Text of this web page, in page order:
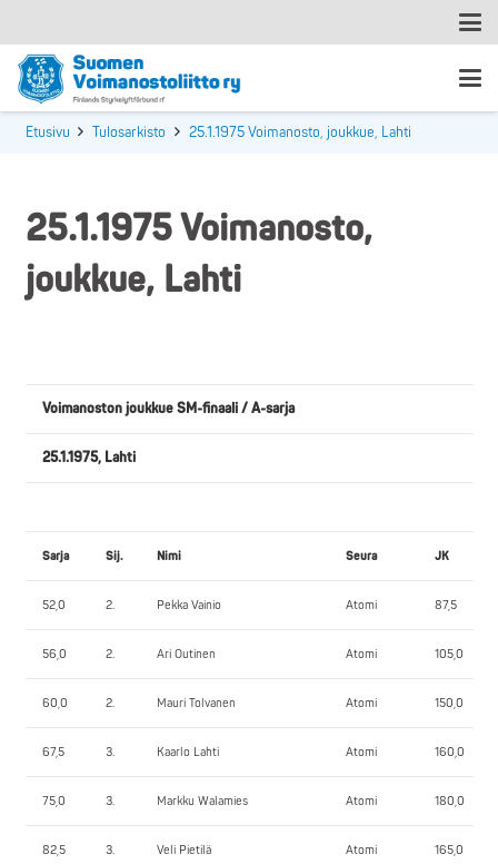
Etusivu Tulosarkisto 25.1.1975 Voimanosto, joukkue, Lahti
25.1.1975 Voimanosto,
joukkue, Lahti
Voimanoston joukkue SM-finaali / A-sarja
25.1.1975, Lahti
Sarja Sij. Nimi Seura JK
52,0 2. Pekka Vainio Atomi 87,5
56,0 2. Ari Outinen Atomi 105,0
60,0 2. Mauri Tolvanen Atomi 150,0
67,5 3. Kaarlo Lahti Atomi 160,0
75,0 3. Markku Walamies Atomi 180,0
82,5 3. Veli Pietilä Atomi 165,0